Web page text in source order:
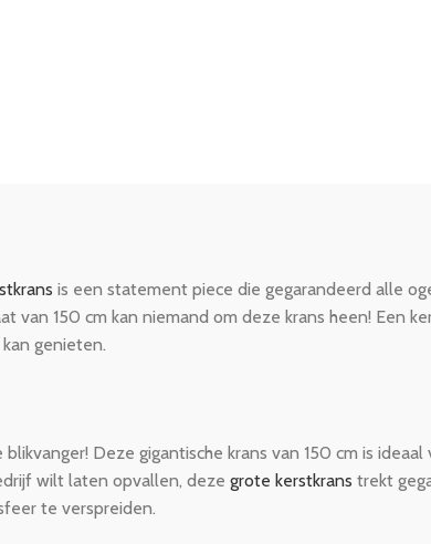
is een statement piece die gegarandeerd alle
150 cm kan niemand om deze krans heen! Een
genieten.
Deze gigantische krans van 150 cm is
wilt laten opvallen, deze grote kerstkrans trekt
te verspreiden.